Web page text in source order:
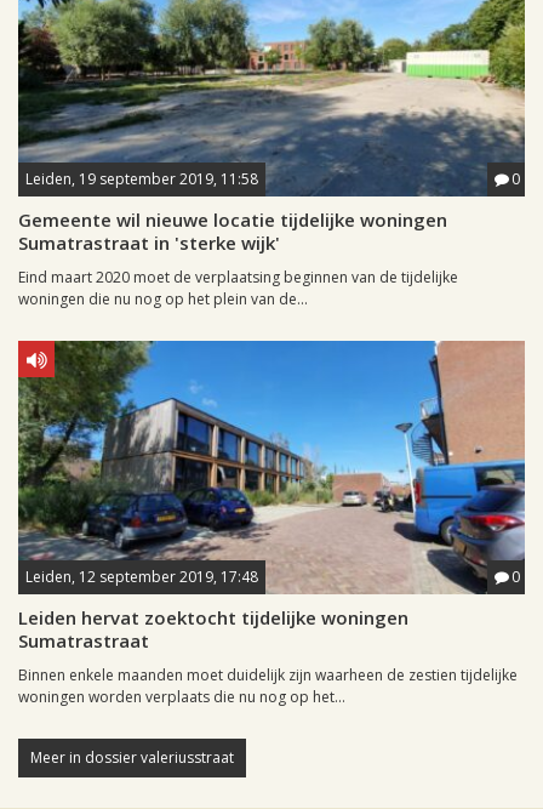
Leiden, 19 september 2019, 11:58 0
Gemeente wil nieuwe locatie tijdelijke woningen
Sumatrastraat in 'sterke wijk'
Eind maart 2020 moet de verplaatsing beginnen van de tijdelijke
woningen die nu nog op het plein van de...
Leiden, 12 september 2019, 17:48 0
Leiden hervat zoektocht tijdelijke woningen
Sumatrastraat
Binnen enkele maanden moet duidelijk zijn waarheen de zestien tijdelijke
woningen worden verplaats die nu nog op het...
Meer in dossier valeriusstraat